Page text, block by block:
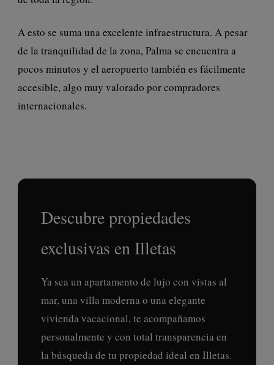
A esto se suma una excelente infraestructura. A pesar
de la tranquilidad de la zona, Palma se encuentra a
pocos minutos y el aeropuerto también es fácilmente
accesible, algo muy valorado por compradores
internacionales.
Descubre propiedades
exclusivas en Illetas
Ya sea un apartamento de lujo con vistas al
mar, una villa moderna o una elegante
vivienda vacacional, te acompañamos
personalmente y con total transparencia en
la búsqueda de tu propiedad ideal en Illetas.